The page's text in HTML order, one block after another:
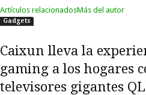
Artículos relacionadosMás del autor
Gadgets
Caixun lleva la
gaming a los hogares
televisores gigantes